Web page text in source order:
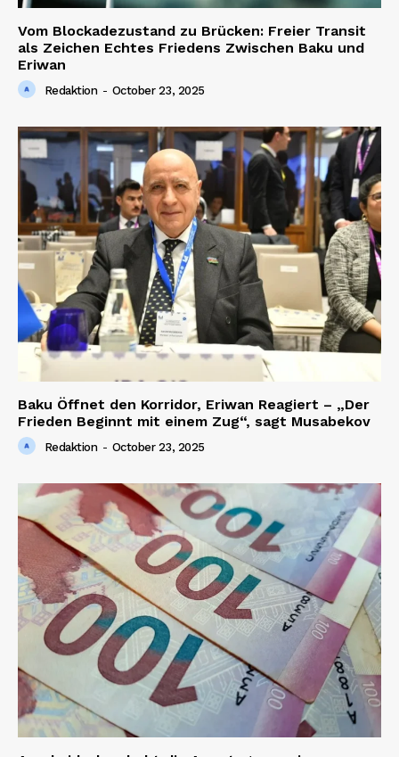
Vom Blockadezustand zu Brücken: Freier Transit
als Zeichen Echtes Friedens Zwischen Baku und
Eriwan
Redaktion - October 23, 2025
Baku Öffnet den Korridor, Eriwan Reagiert – „Der
Frieden Beginnt mit einem Zug“, sagt Musabekov
Redaktion - October 23, 2025